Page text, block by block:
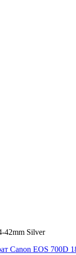
42mm Silver
Canon EOS 700D